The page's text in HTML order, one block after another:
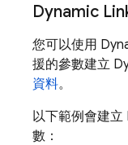
Dynamic
您可以使用
援的參數建立
資料。
以下範例會建立
數：